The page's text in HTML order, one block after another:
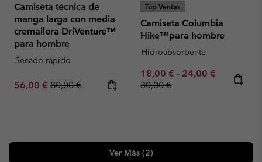
Camiseta técnica de
manga larga con media
cremallera DriVenture™
para hombre
Secado rápido
Sale price:
56,00 € Regular price:
80,00 €
Top Ventas
Camiseta Columbia
Hike™para hombre
Hidroabsorbente
Minimum sale price:
18,00 € - Maximum sale
24,00 € Regular
30,00 €
Ver Más (2)